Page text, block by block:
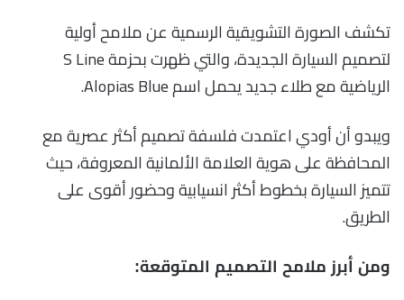
تكشف الصورة التشويقية الرسمية عن ملامح أولية
لتصميم السيارة الجديدة، والتي ظهرت بحزمة S Line
الرياضية مع طلاء جديد يحمل اسم Alopias Blue.
ويبدو أن أودي اعتمدت فلسفة تصميم أكثر عصرية مع
المحافظة على هوية العلامة الألمانية المعروفة، حيث
تتميز السيارة بخطوط أكثر انسيابية وحضور أقوى على
الطريق.
ومن أبرز ملامح التصميم المتوقعة: